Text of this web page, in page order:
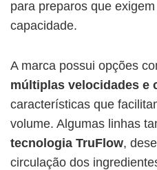
para preparos que
capacidade.
A marca possui opções
múltiplas velocidades e
características que
volume. Algumas linhas
tecnologia TruFlow,
circulação dos